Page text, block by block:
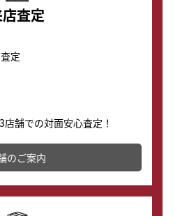
査定
定
舗での対面安心査定！
。渋谷本店では、時計販売の
りに出してお得に新しい時計
のご案内